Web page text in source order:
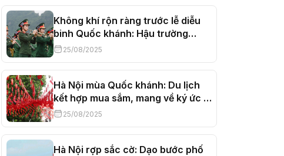
Không khí rộn ràng trước lễ diễu
binh Quốc khánh: Hậu trường
luyện tập và khoảnh khắc đếm
ngược
25/08/2025
Hà Nội mùa Quốc khánh: Du lịch
kết hợp mua sắm, mang về ký ức lễ
hội 2/9
25/08/2025
Hà Nội rợp sắc cờ: Dạo bước phố